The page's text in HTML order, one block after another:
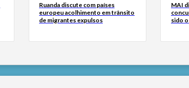
Ruanda discute com países
europeu acolhimento em trânsito
de migrantes expulsos
MAI
sido